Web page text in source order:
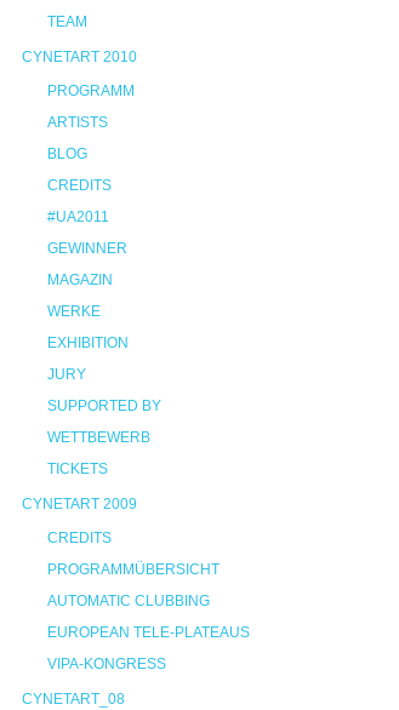
TEAM
CYNETART 2010
PROGRAMM
ARTISTS
BLOG
CREDITS
#UA2011
GEWINNER
MAGAZIN
WERKE
EXHIBITION
JURY
SUPPORTED BY
WETTBEWERB
TICKETS
CYNETART 2009
CREDITS
PROGRAMMÜBERSICHT
AUTOMATIC CLUBBING
EUROPEAN TELE-PLATEAUS
VIPA-KONGRESS
CYNETART_08